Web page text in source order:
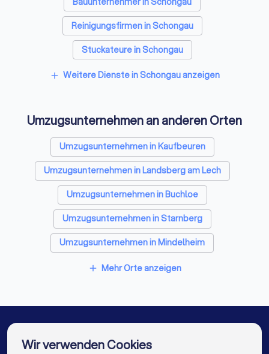
Reinigungsfirmen in Schongau
Stuckateure in Schongau
Spezialisten für Dämmung in Schongau
Sicherheitstechniker in Schongau
Trockenbauer in Schongau
Entrümpelungsfirmen in Schongau
Sanitärinstallateure in Schongau
Fliesenleger in Schongau
Fensterbauer in Schongau
Bodenleger in Schongau
add Weitere Dienste in Schongau anzeigen
Umzugsunternehmen an anderen Orten
Umzugsunternehmen in Kaufbeuren
Umzugsunternehmen in Landsberg am Lech
Umzugsunternehmen in Buchloe
Umzugsunternehmen in Starnberg
Umzugsunternehmen in Mindelheim
Umzugsunternehmen in Geretsried
Umzugsunternehmen in Fürstenfeldbruck
add Mehr Orte anzeigen
Wir verwenden Cookies